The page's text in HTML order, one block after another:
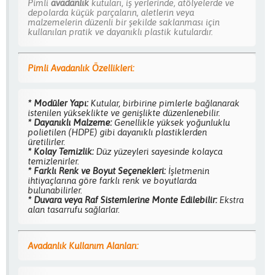
Pimli avadanlık kutuları, iş yerlerinde, atölyelerde ve
depolarda küçük parçaların, aletlerin veya
malzemelerin düzenli bir şekilde saklanması için
kullanılan pratik ve dayanıklı plastik kutulardır.
Pimli Avadanlık Özellikleri:
* Modüler Yapı: Kutular, birbirine pimlerle bağlanarak
istenilen yükseklikte ve genişlikte düzenlenebilir.
* Dayanıklı Malzeme: Genellikle yüksek yoğunluklu
polietilen (HDPE) gibi dayanıklı plastiklerden
üretilirler.
* Kolay Temizlik: Düz yüzeyleri sayesinde kolayca
temizlenirler.
* Farklı Renk ve Boyut Seçenekleri: İşletmenin
ihtiyaçlarına göre farklı renk ve boyutlarda
bulunabilirler.
* Duvara veya Raf Sistemlerine Monte Edilebilir: Ekstra
alan tasarrufu sağlarlar.
Avadanlık Kullanım Alanları: